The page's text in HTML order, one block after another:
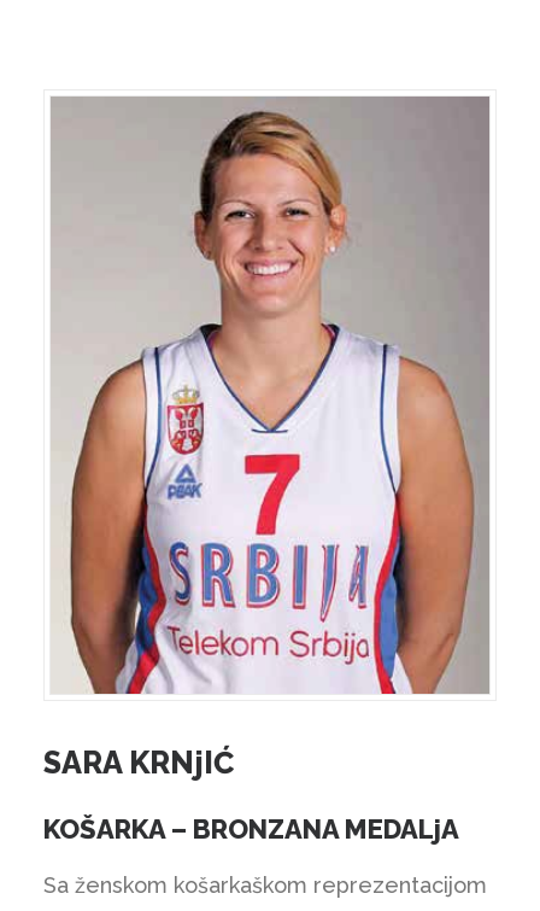
SARA KRNjIĆ
KOŠARKA – BRONZANA MEDALjA
Sa ženskom košarkaškom reprezentacijom